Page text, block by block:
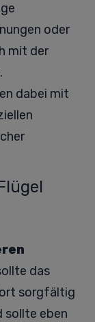
oder
mit der
dabei mit
das
sorgfältig
sollte eben